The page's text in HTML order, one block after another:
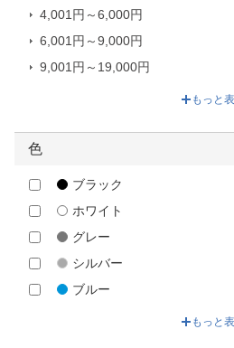
アテックス｜ATEX
アメイズプラス｜Amaze Plus
アルファックス｜alphax
ガマカ工業｜GAMAKA
ショップジャパン｜Shop Japan
4,001円～6,000円
6,001円～9,000円
9,001円～19,000円
もっと
色
ブラック
ホワイト
グレー
シルバー
ブルー
もっと